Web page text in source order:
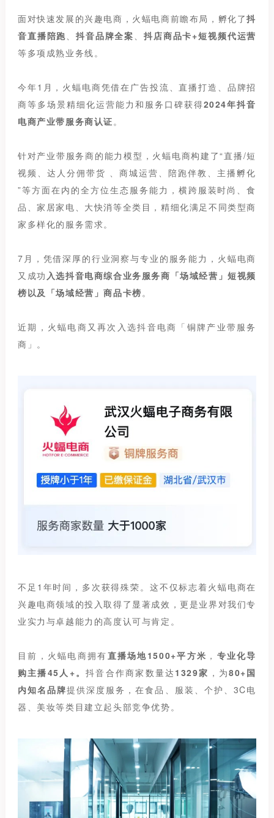
面对快速发展的兴趣电商，火蝠电商前瞻布局，孵化了抖
音直播陪跑 、抖音品牌全案 、抖店商品卡+短视频代运营
等多项成熟业务线。
今年1月，火蝠电商凭借在广告投流、直播打造、品牌招
商等多场景精细化运营能力和服务口碑获得2024年抖音
电商产业带服务商认证 。
针对产业带服务商的能力模型，火蝠电商构建了“直播/短
视频、达人分佣带货 、商城运营、陪跑伴教、主播孵化
”等方面在内的全方位生态服务能力，横跨服装时尚、食
品、家居家电、大快消等全类目，精细化满足不同类型商
家多样化的服务需求。
7月，凭借深厚的行业洞察与专业的服务能力，火蝠电商
又成功 入选抖音电商综合业务服务商「场域经营」短视频
榜以及「场域经营」商品卡榜 。
近期，火蝠电商又再次入选抖音电商「铜牌产业带服务
商」。
不足1年时间，多次获得殊荣。这不仅标志着火蝠电商在
兴趣电商领域的投入取得了显著成效，更是业界对我们专
业实力与卓越能力的高度认可与肯定。
目前，火蝠电商拥有直播场地1500+平方米 ， 专业化导
购主播45人+。抖音合作商家数量达 1329家 ，为80+国
内知名品牌提供深度服务，在食品、服装、个护、3C电
器、美妆等类目建立起头部竞争优势。